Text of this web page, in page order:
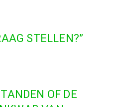
STELLEN?”
OF DE